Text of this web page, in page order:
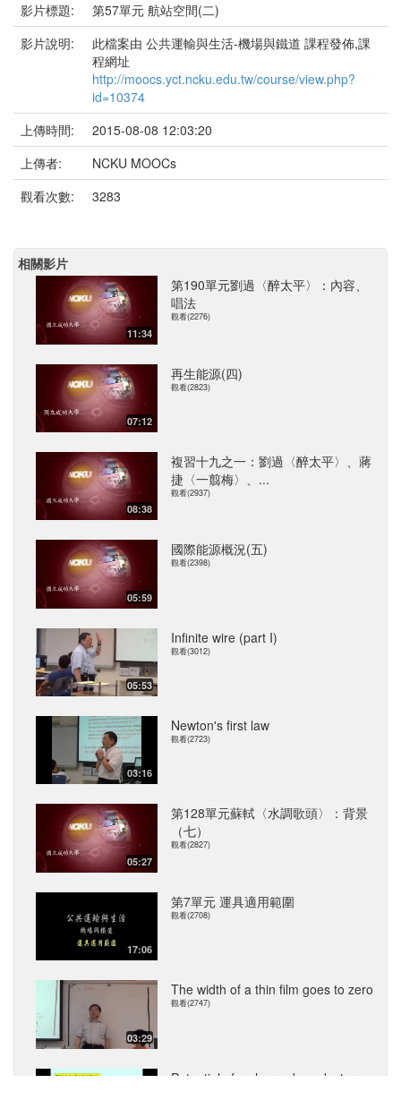
影片標題:
第57單元 航站空間(二)
影片說明:
此檔案由 公共運輸與生活-機場與鐵道 課程發佈,課
程網址
http://moocs.yct.ncku.edu.tw/course/view.php?
id=10374
上傳時間:
2015-08-08 12:03:20
上傳者:
NCKU MOOCs
觀看次數:
3283
相關影片
11:34
第190單元劉過〈醉太平〉：內容、
唱法
觀看(2276)
07:12
再生能源(四)
觀看(2823)
08:38
複習十九之一：劉過〈醉太平〉、蔣
捷〈一翦梅〉、...
觀看(2937)
05:59
國際能源概況(五)
觀看(2398)
05:53
Infinite wire (part I)
觀看(3012)
03:16
Newton's first law
觀看(2723)
05:27
第128單元蘇軾〈水調歌頭〉：背景
（七）
觀看(2827)
17:06
第7單元 運具適用範圍
觀看(2708)
03:29
The width of a thin film goes to zero
觀看(2747)
Potential of a charged conductor